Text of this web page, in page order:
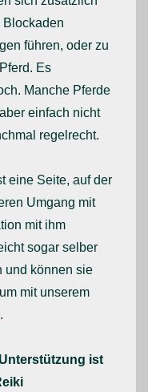
Blockaden
führen, oder zu
Es
Manche Pferde
einfach nicht
regelrecht.
eine Seite, auf der
Umgang mit
mit ihm
sogar selber
und können sie
mit unserem
ist